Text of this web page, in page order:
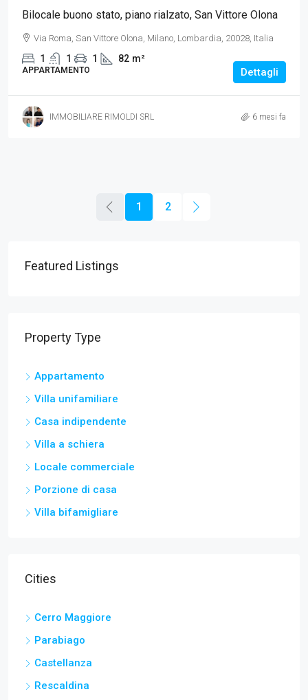
Bilocale buono stato, piano rialzato, San Vittore Olona
Via Roma, San Vittore Olona, Milano, Lombardia, 20028, Italia
1 1 1 82 m²
APPARTAMENTO Dettagli
IMMOBILIARE RIMOLDI SRL 6 mesi fa
1 2
Featured Listings
Property Type
Appartamento
Villa unifamiliare
Casa indipendente
Villa a schiera
Locale commerciale
Porzione di casa
Villa bifamigliare
Cities
Cerro Maggiore
Parabiago
Castellanza
Rescaldina